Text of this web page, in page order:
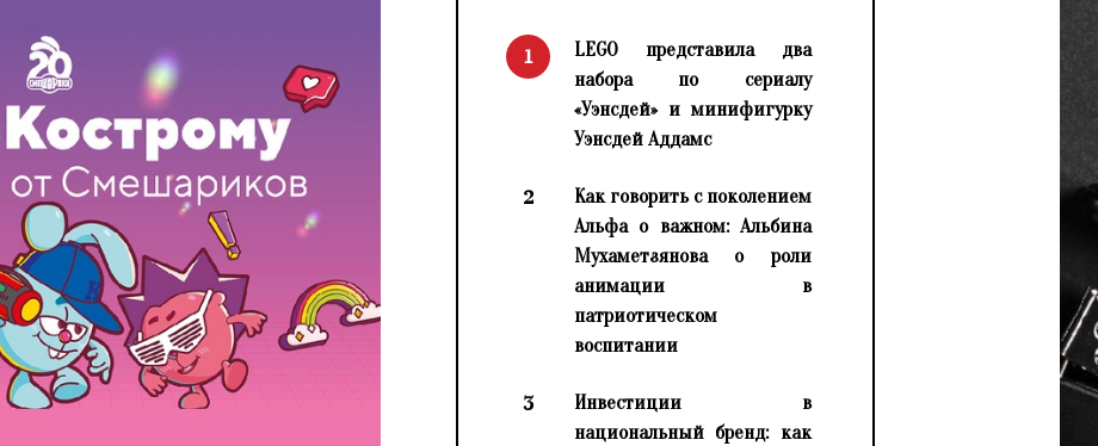
1
LEGO представила два
набора по сериалу
«Уэнсдей» и минифигурку
Уэнсдей Аддамс
2
Как говорить с поколением
Альфа о важном: Альбина
Мухаметзянова о роли
анимации в
патриотическом
воспитании
3
Инвестиции в
национальный бренд: как